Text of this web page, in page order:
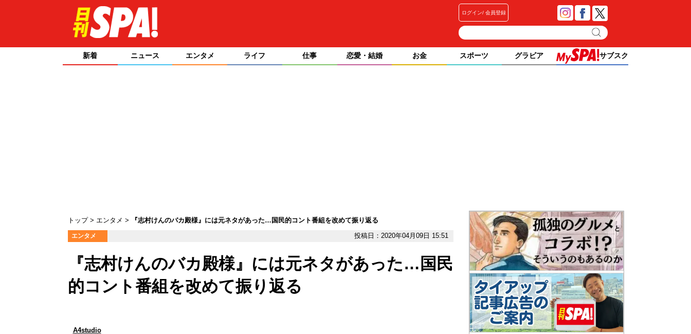
ログイン 会員登録
新着 ニュース エンタメ ライフ 仕事 恋愛・結婚 お金 スポーツ グラビア サブスク
トップ エンタメ 『志村けんのバカ殿様』には元ネタがあった…国民的コント番組を改めて振り返る
エンタメ 投稿日：2020年04月09日 15:51
『志村けんのバカ殿様』には元ネタがあった…国民
的コント番組を改めて振り返る
A4studio